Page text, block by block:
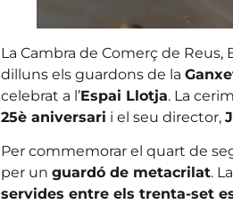
La Cambra de Comerç de
dilluns els guardons de la
celebrat a l’Espai Llotja. La
25è aniversari i el seu director,
Per commemorar el quart de
per un guardó de metacrilat.
servides entre els trenta-set